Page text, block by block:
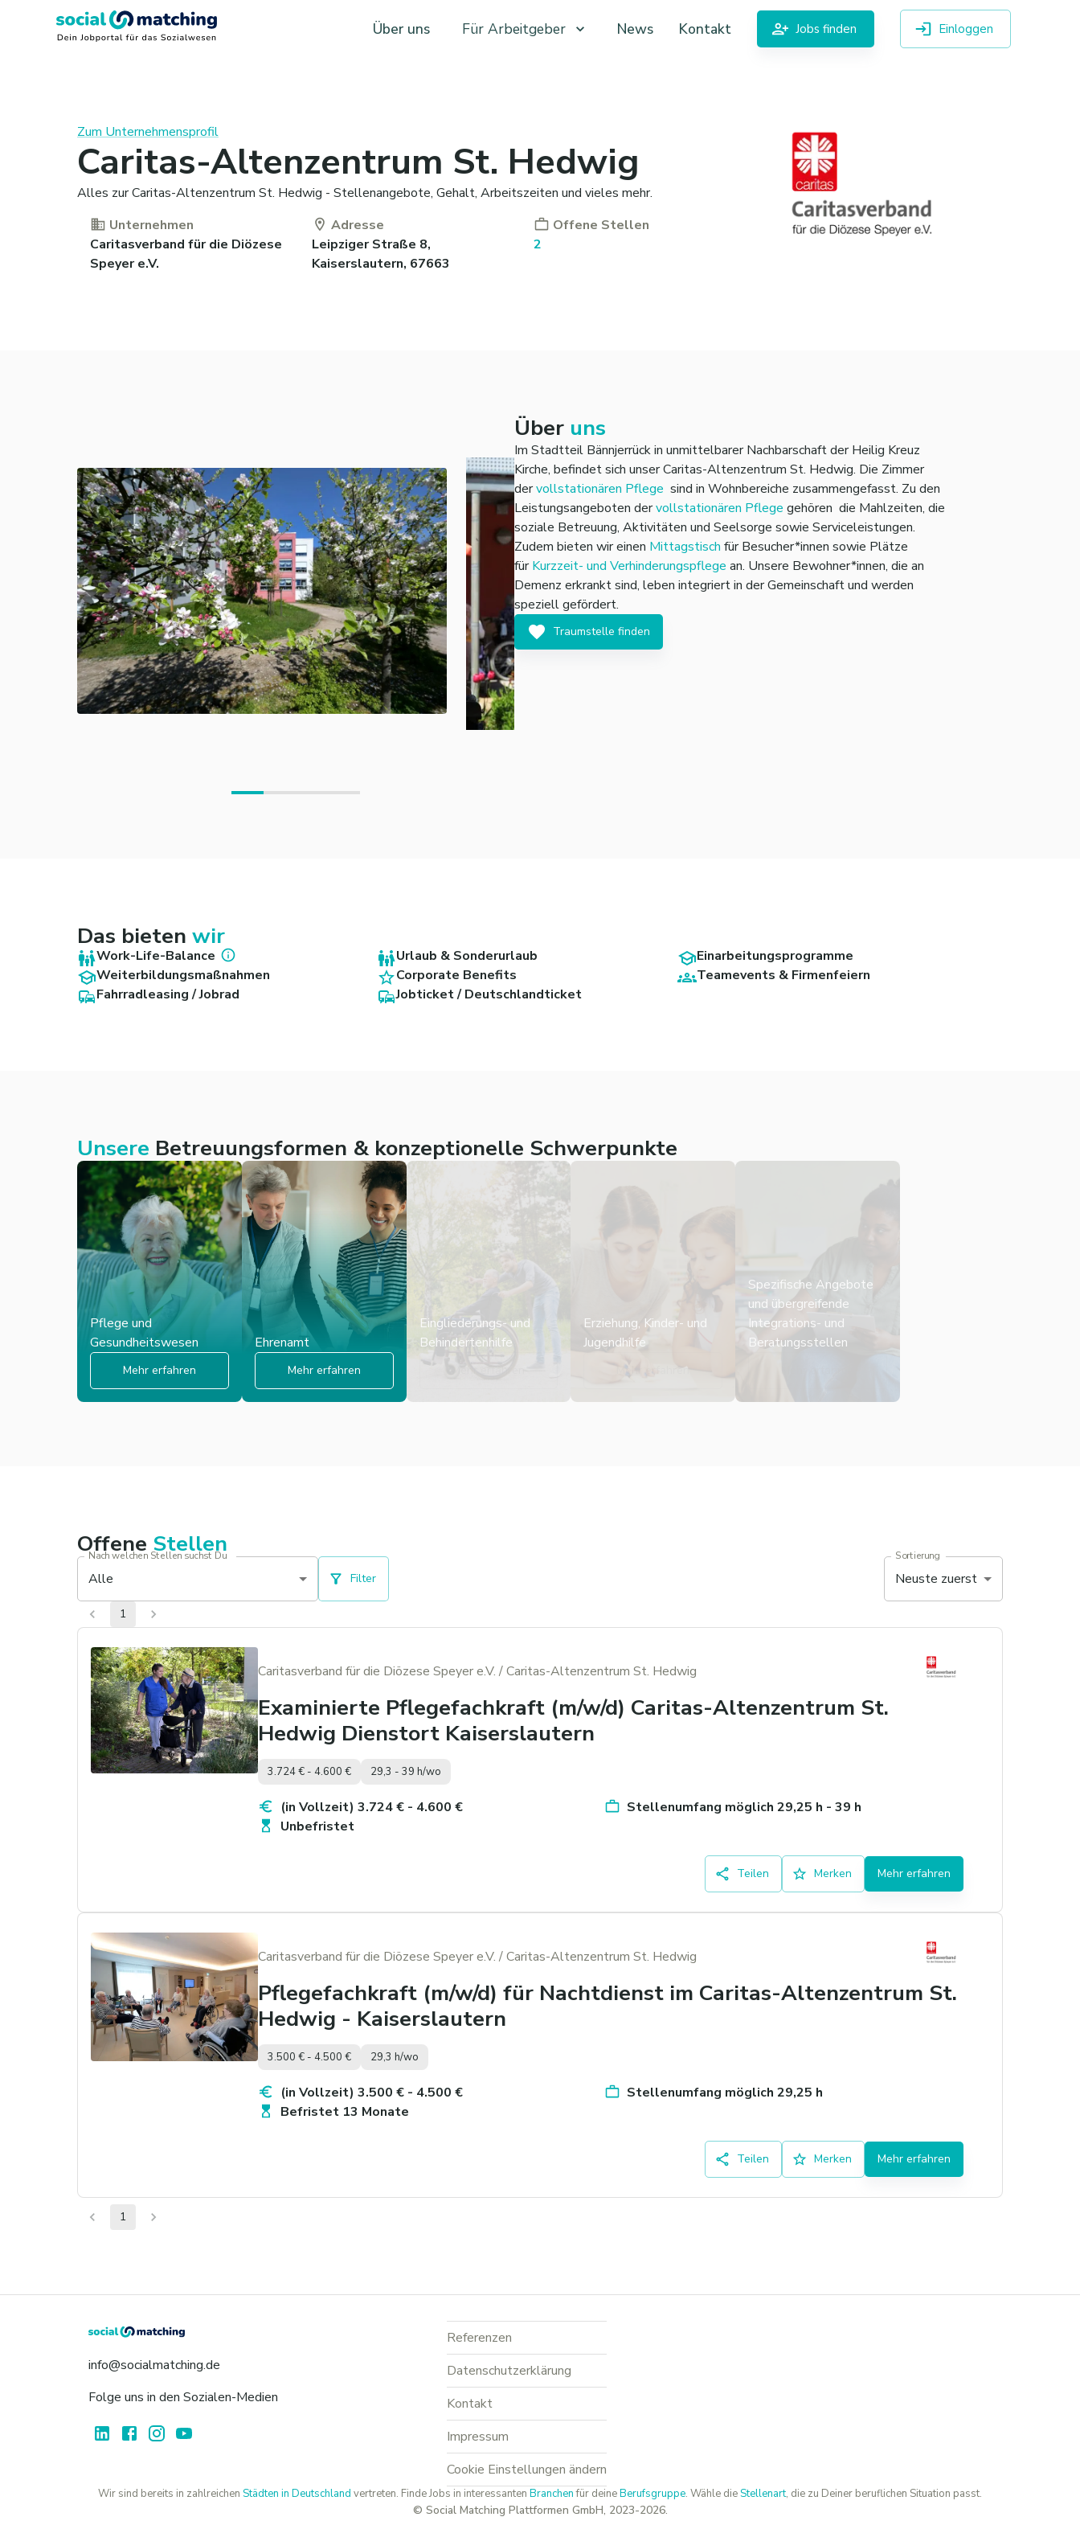
Über uns Für Arbeitgeber News Kontakt Jobs finden Einloggen
Zum Unternehmensprofil
Caritas-Altenzentrum St. Hedwig
Alles zur Caritas-Altenzentrum St. Hedwig - Stellenangebote, Gehalt, Arbeitszeiten und vieles mehr.
Unternehmen
Caritasverband für die Diözese
Speyer e.V.
Adresse
Leipziger Straße 8,
Kaiserslautern, 67663
Offene Stellen
2
Über uns
Im Stadtteil Bännjerrück in unmittelbarer Nachbarschaft der Heilig Kreuz
Kirche, befindet sich unser Caritas-Altenzentrum St. Hedwig. Die Zimmer
dervollstationären Pflege sind in Wohnbereiche zusammengefasst. Zu den
Leistungsangeboten dervollstationären Pflege gehören die Mahlzeiten, die
soziale Betreuung, Aktivitäten und Seelsorge sowie Serviceleistungen.
Zudem bieten wir einen Mittagstisch für Besucher*innen sowie Plätze
fürKurzzeit- und Verhinderungspflege an. Unsere Bewohner*innen, die an
Demenz erkrankt sind, leben integriert in der Gemeinschaft und werden
speziell gefördert.
Traumstelle finden
Das bieten wir
Work-Life-Balance Urlaub & Sonderurlaub
Einarbeitungsprogramme
Weiterbildungsmaßnahmen
Corporate Benefits
Teamevents & Firmenfeiern
Fahrradleasing / Jobrad
Jobticket / Deutschlandticket
Unsere Betreuungsformen & konzeptionelle Schwerpunkte
Pflege und
Gesundheitswesen
Mehr erfahren
Ehrenamt
Mehr erfahren
Eingliederungs- und
Behindertenhilfe
Erziehung, Kinder- und
Jugendhilfe
Mehr erfahren
Spezifische Angebote
und übergreifende
Integrations- und
Beratungsstellen
Offene Stellen
Nach welchen Stellen suchst Du
Alle Filter
Sortierung
Neuste zuerst
1
Caritasverband für die Diözese Speyer e.V. / Caritas-Altenzentrum St. Hedwig
Examinierte Pflegefachkraft (m/w/d) Caritas-Altenzentrum St.
Hedwig Dienstort Kaiserslautern
3.724 € - 4.600 € 29,3 - 39 h/wo
(in Vollzeit) 3.724 € - 4.600 €
Stellenumfang möglich 29,25 h - 39 h
Unbefristet
Teilen Merken Mehr erfahren
Caritasverband für die Diözese Speyer e.V. / Caritas-Altenzentrum St. Hedwig
Pflegefachkraft (m/w/d) für Nachtdienst im Caritas-Altenzentrum St.
Hedwig - Kaiserslautern
3.500 € - 4.500 € 29,3 h/wo
(in Vollzeit) 3.500 € - 4.500 €
Stellenumfang möglich 29,25 h
Befristet 13 Monate
Teilen Merken Mehr erfahren
1
info@socialmatching.de
Folge uns in den Sozialen-Medien
Referenzen
Datenschutzerklärung
Kontakt
Impressum
Cookie Einstellungen ändern
Wir sind bereits in zahlreichen Städten in Deutschland vertreten. Finde Jobs in interessanten Branchen für deineBerufsgruppe. Wähle dieStellenart, die zu Deiner beruflichen Situation passt.
© Social Matching Plattformen GmbH, 2023-2026.